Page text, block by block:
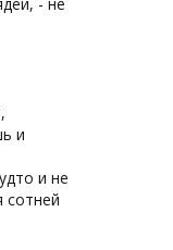
и
и не
сотней